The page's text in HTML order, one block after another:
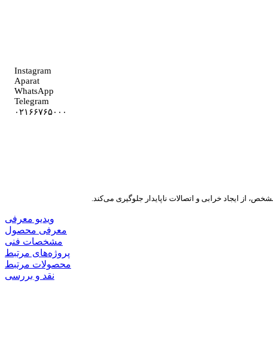
Instagram
Aparat
WhatsApp
Telegram
۰۲۱۶۶۷۶۵۰۰۰
از ایجاد خرابی و اتصالات ناپایدار جلوگیری می‌کند.
ویدیو معرفی
معرفی محصول
مشخصات فنی
پروژه‌های مرتبط
محصولات مرتبط
نقد و بررسی